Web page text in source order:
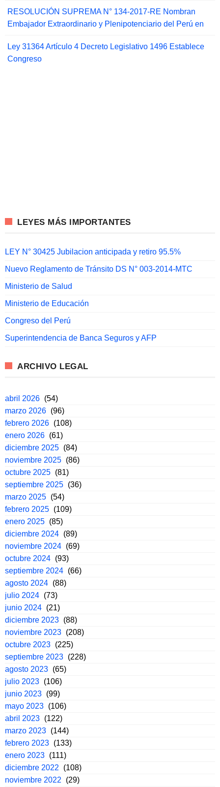
RESOLUCIÓN SUPREMA N° 134-2017-RE Nombran
Embajador Extraordinario y Plenipotenciario del Perú en
Ley 31364 Artículo 4 Decreto Legislativo 1496 Establece
Congreso
LEYES MÁS IMPORTANTES
LEY N° 30425 Jubilacion anticipada y retiro 95.5%
Nuevo Reglamento de Tránsito DS N° 003-2014-MTC
Ministerio de Salud
Ministerio de Educación
Congreso del Perú
Superintendencia de Banca Seguros y AFP
ARCHIVO LEGAL
abril 2026 (54)
marzo 2026 (96)
febrero 2026 (108)
enero 2026 (61)
diciembre 2025 (84)
noviembre 2025 (86)
octubre 2025 (81)
septiembre 2025 (36)
marzo 2025 (54)
febrero 2025 (109)
enero 2025 (85)
diciembre 2024 (89)
noviembre 2024 (69)
octubre 2024 (93)
septiembre 2024 (66)
agosto 2024 (88)
julio 2024 (73)
junio 2024 (21)
diciembre 2023 (88)
noviembre 2023 (208)
octubre 2023 (225)
septiembre 2023 (228)
agosto 2023 (65)
julio 2023 (106)
junio 2023 (99)
mayo 2023 (106)
abril 2023 (122)
marzo 2023 (144)
febrero 2023 (133)
enero 2023 (111)
diciembre 2022
(108)
noviembre 2022
(29)